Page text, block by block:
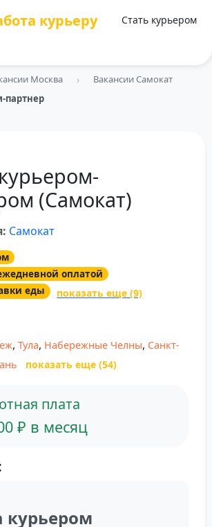
Стать курьером
Москва
Вакансии Самокат
партнером (Самокат)
(Самокат)
Самокат
оплатой
еды
показать еще (9)
, Тула, Набережные Челны, Санкт-
показать еще (54)
плата
₽ в месяц
курьером